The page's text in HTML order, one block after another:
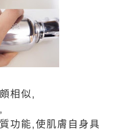
相似,
功能,使肌膚自身具